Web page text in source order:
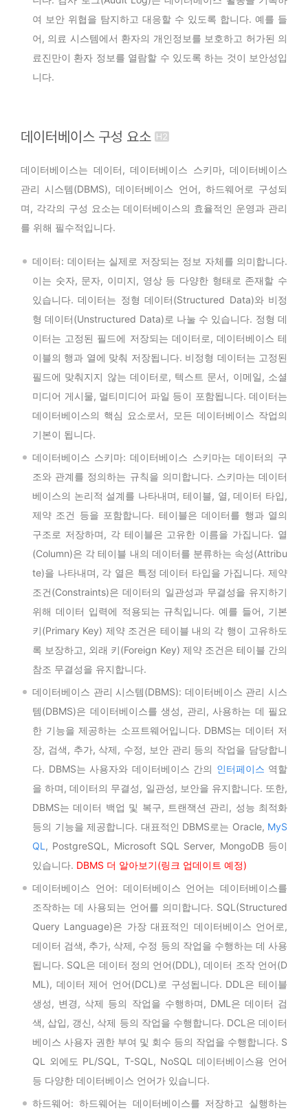
여 보안 위협을 탐지하고 대응할 수 있도록 합니다. 예를 들
어, 의료 시스템에서 환자의 개인정보를 보호하고 허가된 의
료진만이 환자 정보를 열람할 수 있도록 하는 것이 보안성입
니다.
데이터베이스 구성 요소
데이터베이스는 데이터, 데이터베이스 스키마, 데이터베이스
관리 시스템(DBMS), 데이터베이스 언어, 하드웨어로 구성되
며, 각각의 구성 요소는 데이터베이스의 효율적인 운영과 관리
를 위해 필수적입니다.
데이터: 데이터는 실제로 저장되는 정보 자체를 의미합니다.
이는 숫자, 문자, 이미지, 영상 등 다양한 형태로 존재할 수
있습니다. 데이터는 정형 데이터(Structured Data)와 비정
형 데이터(Unstructured Data)로 나눌 수 있습니다. 정형 데
이터는 고정된 필드에 저장되는 데이터로, 데이터베이스 테
이블의 행과 열에 맞춰 저장됩니다. 비정형 데이터는 고정된
필드에 맞춰지지 않는 데이터로, 텍스트 문서, 이메일, 소셜
미디어 게시물, 멀티미디어 파일 등이 포함됩니다. 데이터는
데이터베이스의 핵심 요소로서, 모든 데이터베이스 작업의
기본이 됩니다.
데이터베이스 스키마: 데이터베이스 스키마는 데이터의 구
조와 관계를 정의하는 규칙을 의미합니다. 스키마는 데이터
베이스의 논리적 설계를 나타내며, 테이블, 열, 데이터 타입,
제약 조건 등을 포함합니다. 테이블은 데이터를 행과 열의
구조로 저장하며, 각 테이블은 고유한 이름을 가집니다. 열
(Column)은 각 테이블 내의 데이터를 분류하는 속성(Attribu
te)을 나타내며, 각 열은 특정 데이터 타입을 가집니다. 제약
조건(Constraints)은 데이터의 일관성과 무결성을 유지하기
위해 데이터 입력에 적용되는 규칙입니다. 예를 들어, 기본
키(Primary Key) 제약 조건은 테이블 내의 각 행이 고유하도
록 보장하고, 외래 키(Foreign Key) 제약 조건은 테이블 간의
참조 무결성을 유지합니다.
데이터베이스 관리 시스템(DBMS): 데이터베이스 관리 시스
템(DBMS)은 데이터베이스를 생성, 관리, 사용하는 데 필요
한 기능을 제공하는 소프트웨어입니다. DBMS는 데이터 저
장, 검색, 추가, 삭제, 수정, 보안 관리 등의 작업을 담당합니
다. DBMS는 사용자와 데이터베이스 간의 인터페이스 역할
을 하며, 데이터의 무결성, 일관성, 보안을 유지합니다. 또한,
DBMS는 데이터 백업 및 복구, 트랜잭션 관리, 성능 최적화
등의 기능을 제공합니다. 대표적인 DBMS로는 Oracle, MyS
QL , PostgreSQL, Microsoft SQL Server, MongoDB 등이
있습니다. DBMS 더 알아보기(링크 업데이트 예정)
데이터베이스 언어: 데이터베이스 언어는 데이터베이스를
조작하는 데 사용되는 언어를 의미합니다. SQL(Structured
Query Language)은 가장 대표적인 데이터베이스 언어로,
데이터 검색, 추가, 삭제, 수정 등의 작업을 수행하는 데 사용
됩니다. SQL은 데이터 정의 언어(DDL), 데이터 조작 언어(D
ML), 데이터 제어 언어(DCL)로 구성됩니다. DDL은 테이블
생성, 변경, 삭제 등의 작업을 수행하며, DML은 데이터 검
색, 삽입, 갱신, 삭제 등의 작업을 수행합니다. DCL은 데이터
베이스 사용자 권한 부여 및 회수 등의 작업을 수행합니다. S
QL 외에도 PL/SQL, T-SQL, NoSQL 데이터베이스용 언어
등 다양한 데이터베이스 언어가 있습니다.
하드웨어: 하드웨어는 데이터베이스를 저장하고 실행하는